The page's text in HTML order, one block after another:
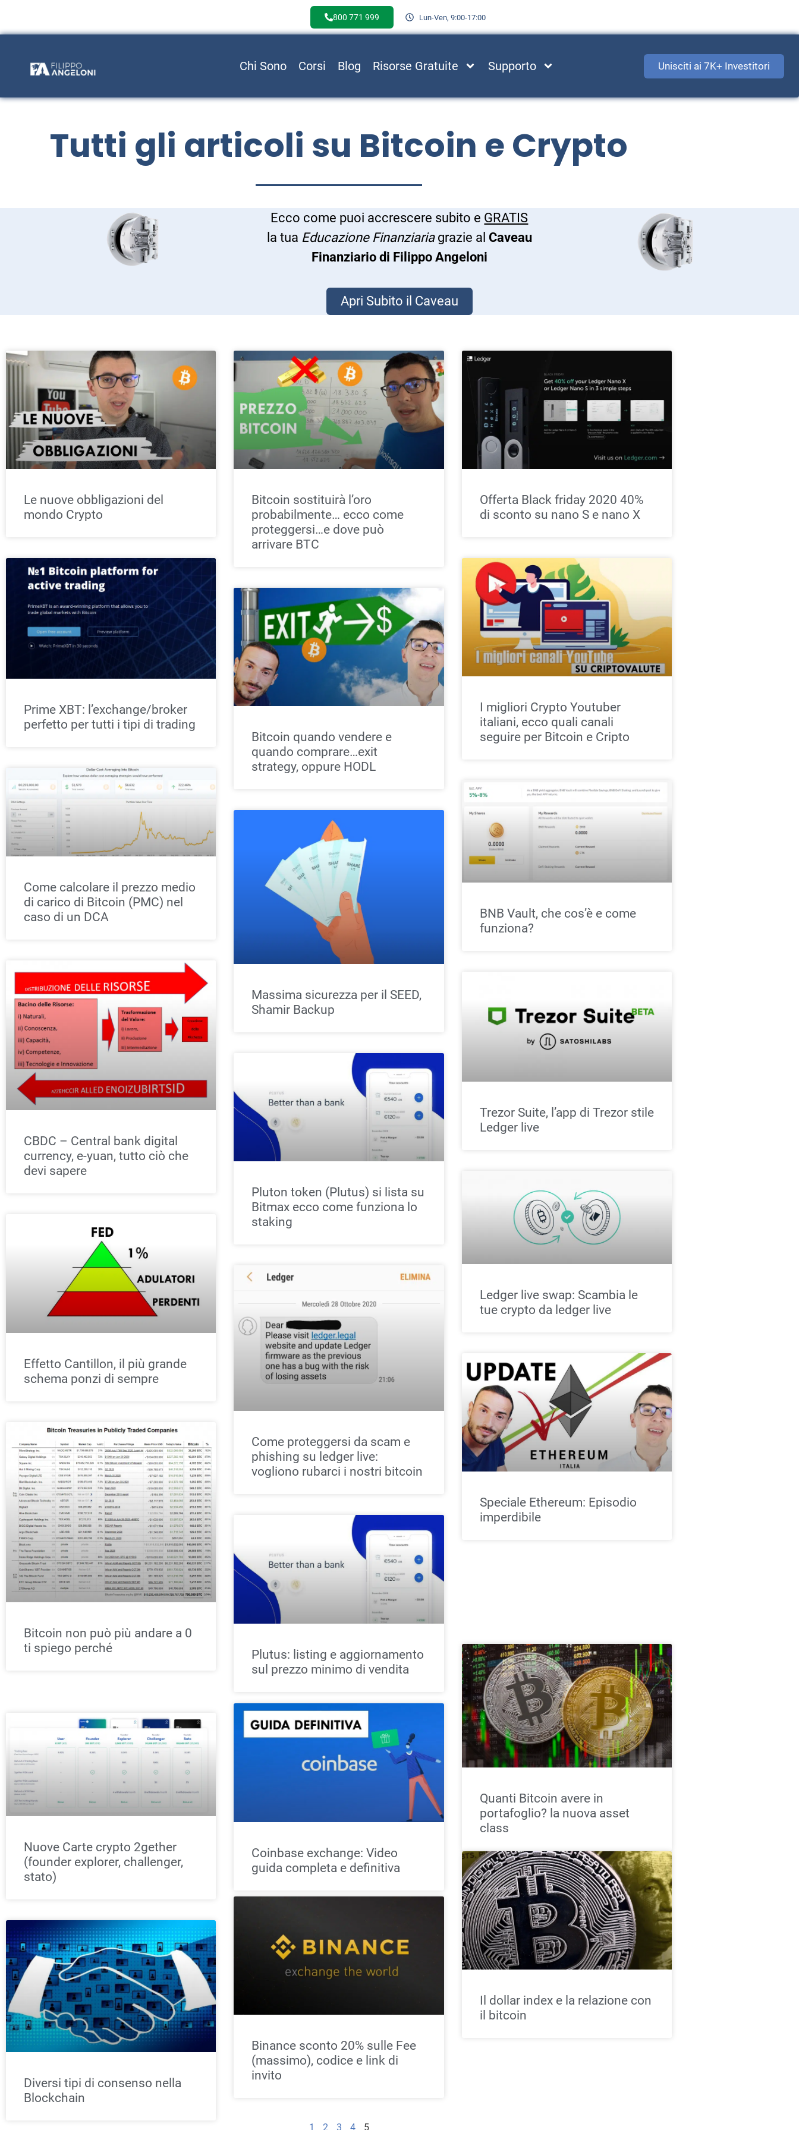
800 771 999 Lun-Ven, 9:00-17:00
Chi Sono Corsi Blog Risorse Gratuite Supporto Unisciti ai 7K+ Investitori
Tutti gli articoli su Bitcoin e Crypto
Ecco come puoi accrescere subito e GRATIS
la tua Educazione Finanziariagrazie al Caveau
Finanziario di Filippo Angeloni
Apri Subito il Caveau
Le nuove obbligazioni del
mondo Crypto
Bitcoin sostituirà l’oro
probabilmente… ecco come
proteggersi…e dove può
arrivare BTC
Offerta Black friday 2020 40%
di sconto su nano S e nano X
Prime XBT: l’exchange/broker
perfetto per tutti i tipi di trading
Bitcoin quando vendere e
quando comprare…exit
strategy, oppure HODL
I migliori Crypto Youtuber
italiani, ecco quali canali
seguire per Bitcoin e Cripto
Come calcolare il prezzo medio
di carico di Bitcoin (PMC) nel
caso di un DCA
Massima sicurezza per il SEED,
Shamir Backup
BNB Vault, che cos’è e come
funziona?
CBDC – Central bank digital
currency, e-yuan, tutto ciò che
devi sapere
Pluton token (Plutus) si lista su
Bitmax ecco come funziona lo
staking
Trezor Suite, l’app di Trezor stile
Ledger live
Effetto Cantillon, il più grande
schema ponzi di sempre
Come proteggersi da scam e
phishing su ledger live:
vogliono rubarci i nostri bitcoin
Ledger live swap: Scambia le
tue crypto da ledger live
Bitcoin non può più andare a 0
ti spiego perché
Plutus: listing e aggiornamento
sul prezzo minimo di vendita
Speciale Ethereum: Episodio
imperdibile
Nuove Carte crypto 2gether
(founder explorer, challenger,
stato)
Coinbase exchange: Video
guida completa e definitiva
Quanti Bitcoin avere in
portafoglio? la nuova asset
class
Diversi tipi di consenso nella
Blockchain
Binance sconto 20% sulle Fee
(massimo), codice e link di
invito
Il dollar index e la relazione con
il bitcoin
1 2 3 4 5